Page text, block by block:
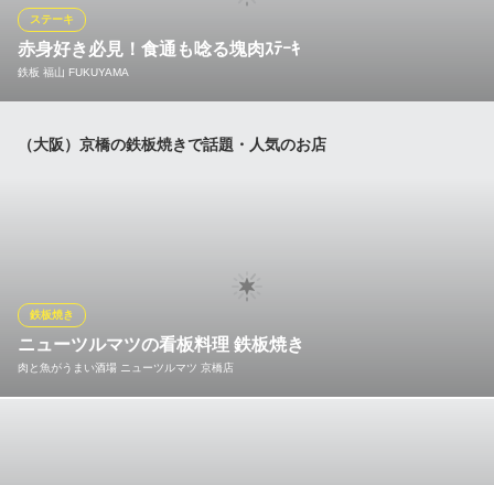
ごとに替わるパスタ、旬魚介の逸品など“今だけ”の美味も揃いま
す。
ＪＲ大阪環状線大阪城公園駅 徒歩1分
大阪府大阪市中央区大阪城3-1 B TERRACE1F
赤身好き必見！食通も唸る塊肉ｽﾃｰｷ
鉄板 福山 FUKUYAMA
ステーキ
登場以来、大人気の『塊肉ステーキ』。見た目もインパクトある
鉄板 福山 FUKUYAMA
赤身塊肉ステーキは必食
ＪＲ京橋駅北口 徒歩5分
大阪府大阪市都島区片町2-10-15 林ビル1F
（大阪）京橋の鉄板焼きで話題・人気のお店
ニューツルマツの看板料理 鉄板焼き
肉と魚がうまい酒場 ニューツルマツ 京橋店
鉄板焼き